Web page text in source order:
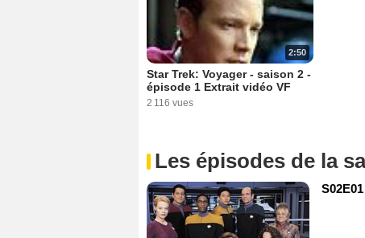
2:50
Star Trek: Voyager - saison 2 -
épisode 1 Extrait vidéo VF
2 116 vues
Les épisodes de la